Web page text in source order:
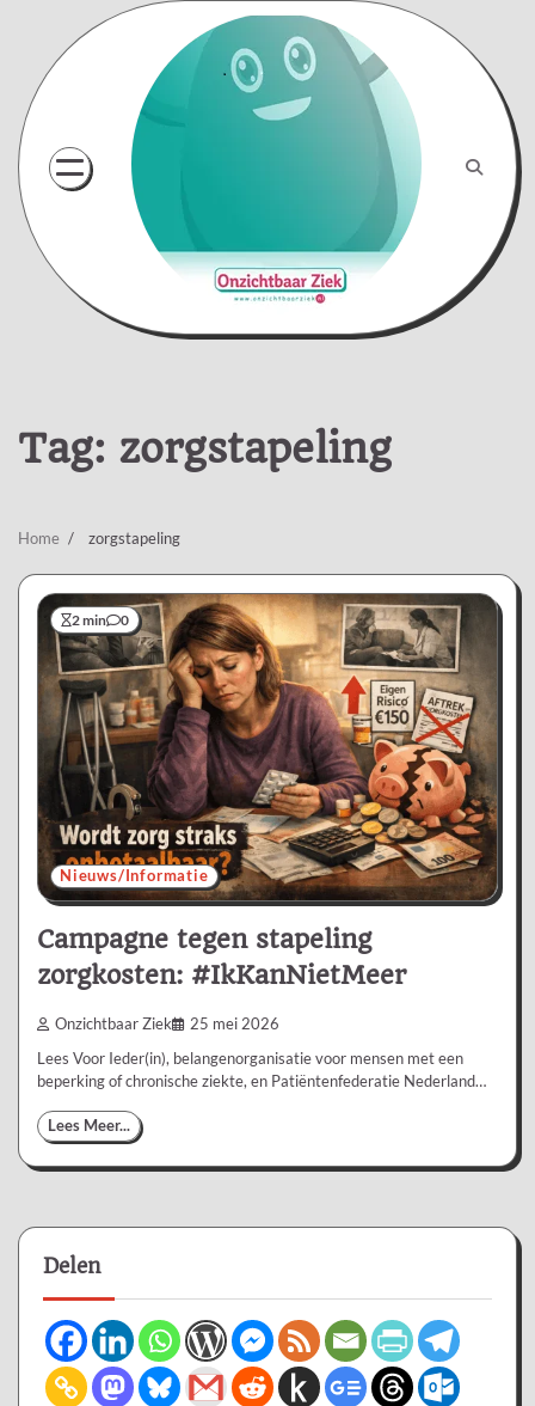
content
Tag: zorgstapeling
Home zorgstapeling
2 min 0
Nieuws/Informatie
Campagne tegen stapeling
zorgkosten: #IkKanNietMeer
Onzichtbaar Ziek 25 mei 2026
Lees Voor Ieder(in), belangenorganisatie voor mensen met een
beperking of chronische ziekte, en Patiëntenfederatie Nederland…
Lees Meer...
Delen